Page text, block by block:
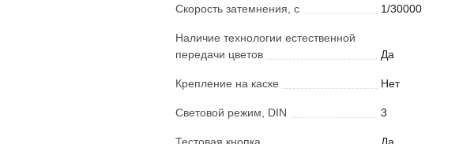
Скорость затемнения, с 1/30000
Наличие технологии естественной
передачи цветов
Да
Крепление на каске Нет
Световой режим, DIN 3